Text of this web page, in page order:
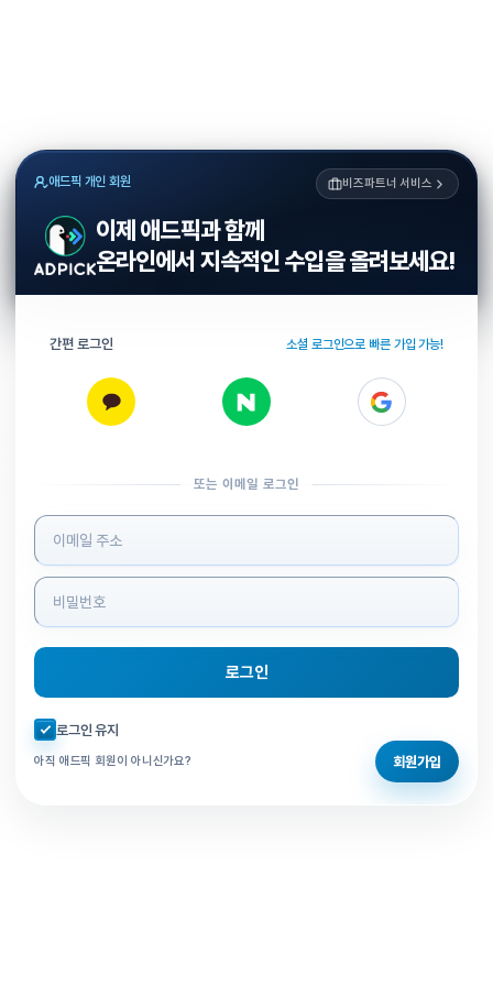
애드픽 개인 회원 비즈파트너 서비스
이제 애드픽과 함께
온라인에서 지속적인 수입을 올려보세요!
간편 로그인 소셜 로그인으로 빠른 가입 가능!
또는 이메일 로그인
로그인 정보 입력
로그인
자동로그인 체크
로그인 유지
아직 애드픽 회원이 아니신가요? 회원가입